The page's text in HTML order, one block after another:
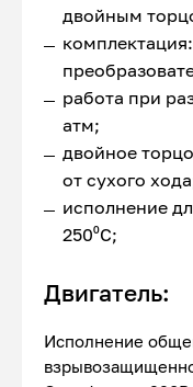
двойным
работа при
атм;
двойное
от сухого
исполнение
250⁰С;
Двигатель:
Исполнение